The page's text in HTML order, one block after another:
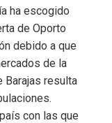
ha escogido
de Oporto
debido a que
de la
Barajas resulta
con las que